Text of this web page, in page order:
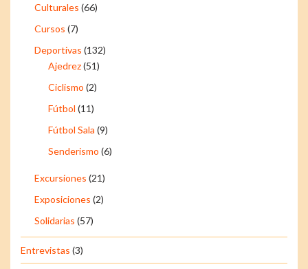
Culturales (66)
Cursos (7)
Deportivas (132)
Ajedrez(51)
Ciclismo (2)
Fútbol (11)
Fútbol Sala (9)
Senderismo (6)
Excursiones (21)
Exposiciones (2)
Solidarias (57)
Entrevistas (3)